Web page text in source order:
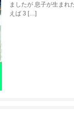
ましたが 息子が生ま
えば 3 […]